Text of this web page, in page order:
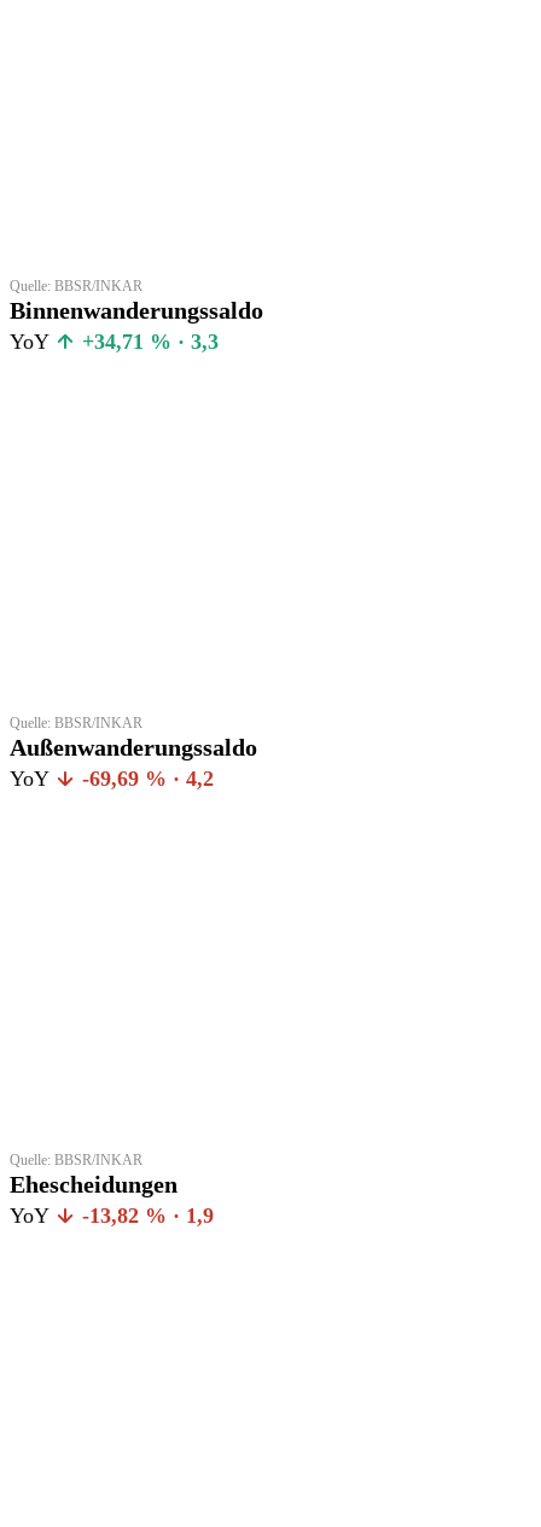
Quelle: BBSR/INKAR
Binnenwanderungssaldo
YoY +34,71 % · 3,3
Quelle: BBSR/INKAR
Außenwanderungssaldo
YoY -69,69 % · 4,2
Quelle: BBSR/INKAR
Ehescheidungen
YoY -13,82 % · 1,9